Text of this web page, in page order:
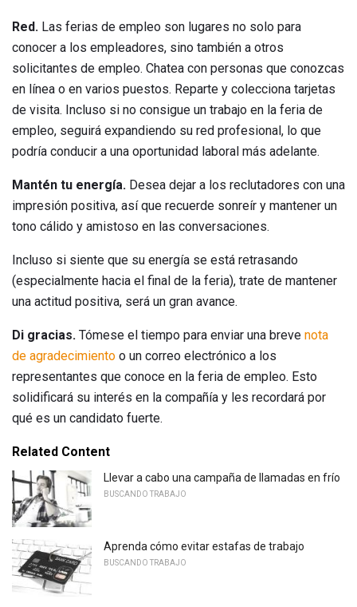
Red. Las ferias de empleo son lugares no solo para
conocer a los empleadores, sino también a otros
solicitantes de empleo. Chatea con personas que conozcas
en línea o en varios puestos. Reparte y colecciona tarjetas
de visita. Incluso si no consigue un trabajo en la feria de
empleo, seguirá expandiendo su red profesional, lo que
podría conducir a una oportunidad laboral más adelante.
Mantén tu energía. Desea dejar a los reclutadores con una
impresión positiva, así que recuerde sonreír y mantener un
tono cálido y amistoso en las conversaciones.
Incluso si siente que su energía se está retrasando
(especialmente hacia el final de la feria), trate de mantener
una actitud positiva, será un gran avance.
Di gracias. Tómese el tiempo para enviar una breve nota
de agradecimiento o un correo electrónico a los
representantes que conoce en la feria de empleo. Esto
solidificará su interés en la compañía y les recordará por
qué es un candidato fuerte.
Related Content
Llevar a cabo una campaña de llamadas en frío
BUSCANDO TRABAJO
Aprenda cómo evitar estafas de trabajo
BUSCANDO TRABAJO